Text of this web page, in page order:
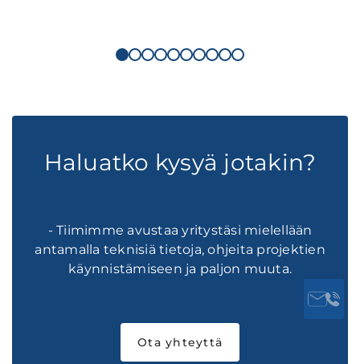
Haluatko kysyä jotakin?
- Tiimimme avustaa yritystäsi mielellään
antamalla teknisiä tietoja, ohjeita projektien
käynnistämiseen ja paljon muuta.
Ota yhteyttä